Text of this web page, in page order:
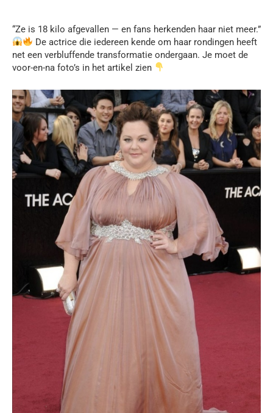
“Ze is 18 kilo afgevallen — en fans herkenden haar niet meer.”
De actrice die iedereen kende om haar rondingen heeft
net een verbluffende transformatie ondergaan. Je moet de
voor-en-na foto’s in het artikel zien